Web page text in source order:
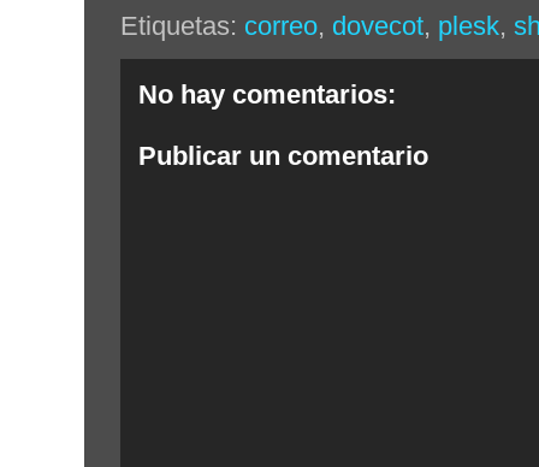
Etiquetas: correo, dovecot, plesk,
No hay comentarios:
Publicar un comentario